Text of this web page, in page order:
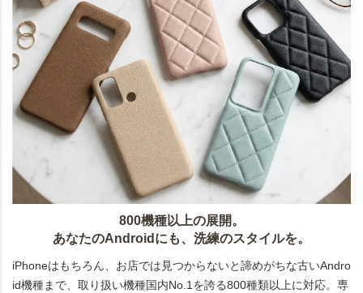
800機種以上の展開。
あなたのAndroidにも、洗練のスタイルを。
iPhoneはもちろん、お店では見つからないと諦めがちな古いAndro
id機種まで、取り扱い機種国内No.1を誇る800種類以上に対応。専